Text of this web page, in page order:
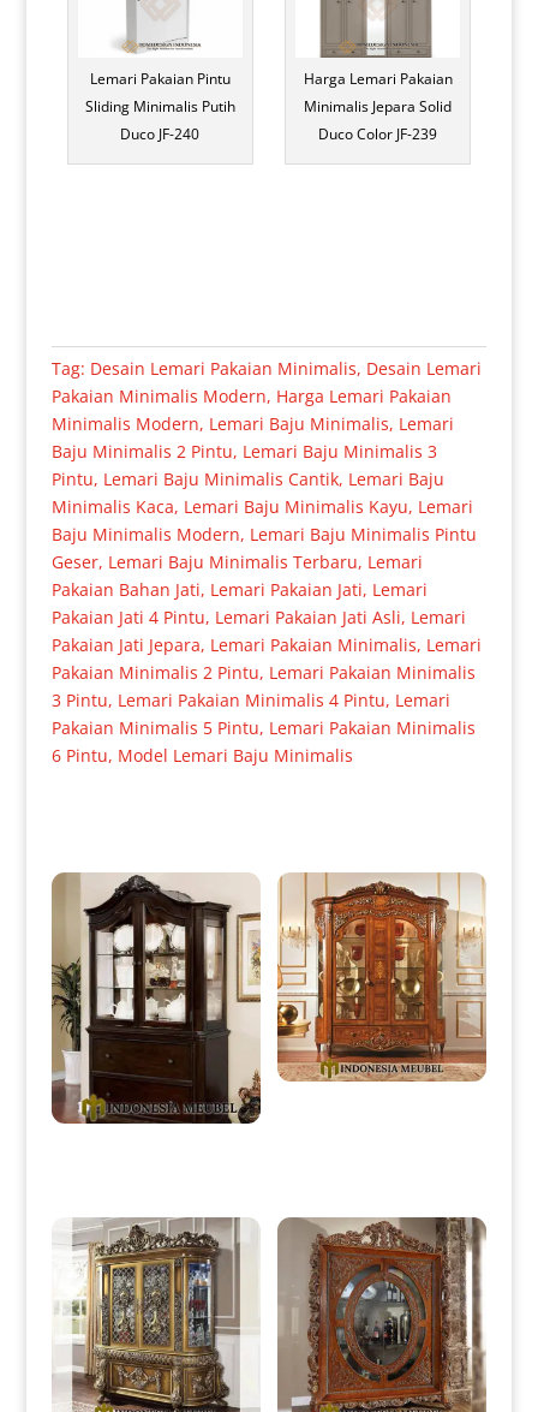
Lemari Pakaian Pintu
Sliding Minimalis Putih
Duco JF-240
Harga Lemari Pakaian
Minimalis Jepara Solid
Duco Color JF-239
Tag: Desain Lemari Pakaian Minimalis, Desain Lemari
Pakaian Minimalis Modern, Harga Lemari Pakaian
Minimalis Modern, Lemari Baju Minimalis, Lemari
Baju Minimalis 2 Pintu, Lemari Baju Minimalis 3
Pintu, Lemari Baju Minimalis Cantik, Lemari Baju
Minimalis Kaca, Lemari Baju Minimalis Kayu, Lemari
Baju Minimalis Modern, Lemari Baju Minimalis Pintu
Geser, Lemari Baju Minimalis Terbaru, Lemari
Pakaian Bahan Jati, Lemari Pakaian Jati, Lemari
Pakaian Jati 4 Pintu, Lemari Pakaian Jati Asli, Lemari
Pakaian Jati Jepara, Lemari Pakaian Minimalis, Lemari
Pakaian Minimalis 2 Pintu, Lemari Pakaian Minimalis
3 Pintu, Lemari Pakaian Minimalis 4 Pintu, Lemari
Pakaian Minimalis 5 Pintu, Lemari Pakaian Minimalis
6 Pintu, Model Lemari Baju Minimalis